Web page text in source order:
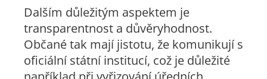
Dalším důležitým aspektem je
transparentnost a důvěryhodnost.
Občané tak mají jistotu, že komunikují s
oficiální státní institucí, což je důležité